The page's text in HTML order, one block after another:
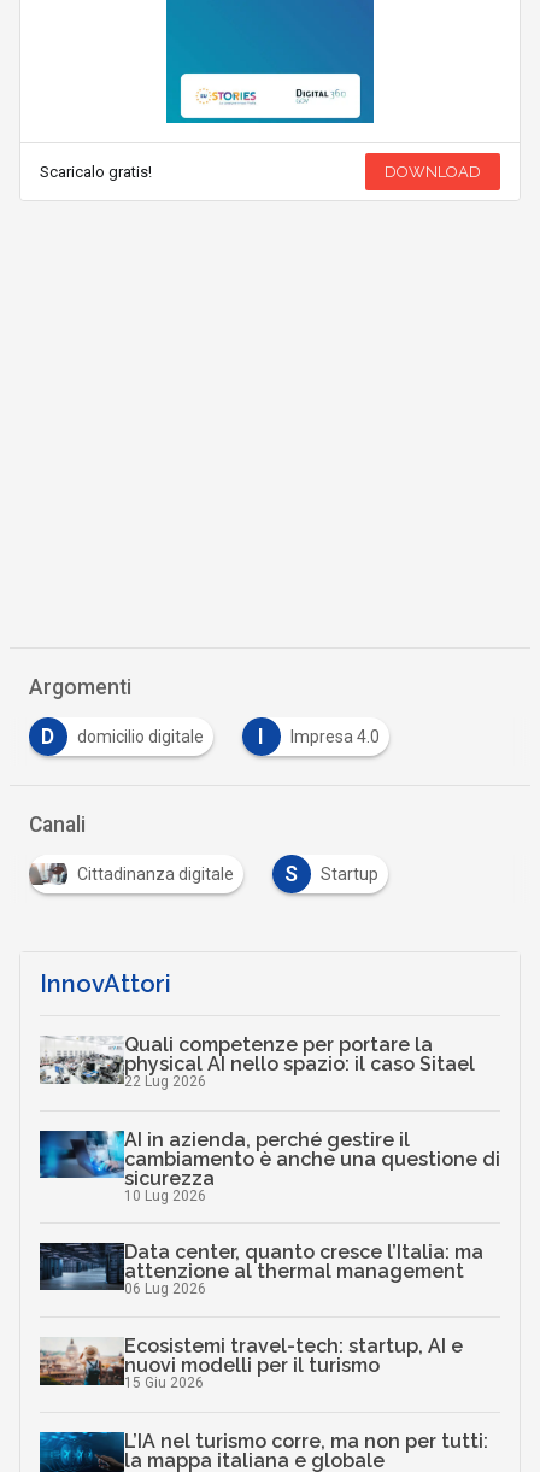
Scaricalo gratis! DOWNLOAD
Argomenti
D domicilio digitale Impresa 4.0
Canali
Cittadinanza digitale S Startup
InnovAttori
Quali competenze per portare la
physical AI nello spazio: il caso Sitael
22 Lug 2026
AI in azienda, perché gestire il
cambiamento è anche una questione di
sicurezza
10 Lug 2026
Data center, quanto cresce l’Italia: ma
attenzione al thermal management
06 Lug 2026
Ecosistemi travel-tech: startup, AI e
nuovi modelli per il turismo
15 Giu 2026
L’IA nel turismo corre, ma non per tutti:
la mappa italiana e globale